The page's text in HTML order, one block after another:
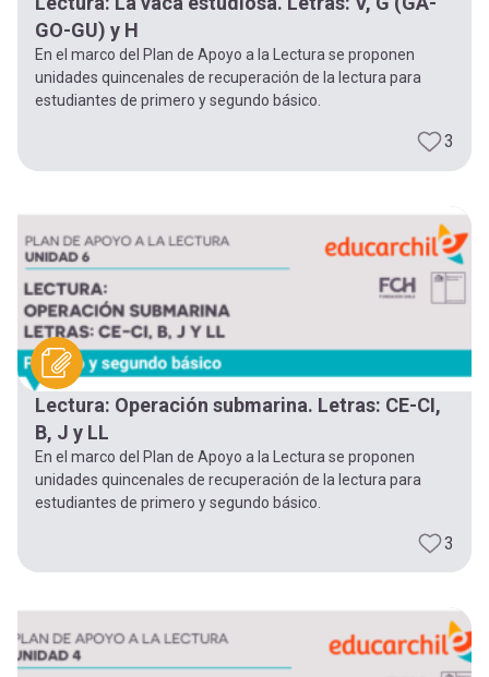
GO-GU) y H
En el marco del Plan de Apoyo a la Lectura se proponen
unidades quincenales de recuperación de la lectura para
estudiantes de primero y segundo básico.
3
Lectura: Operación submarina. Letras: CE-CI,
B, J y LL
En el marco del Plan de Apoyo a la Lectura se proponen
unidades quincenales de recuperación de la lectura para
estudiantes de primero y segundo básico.
3